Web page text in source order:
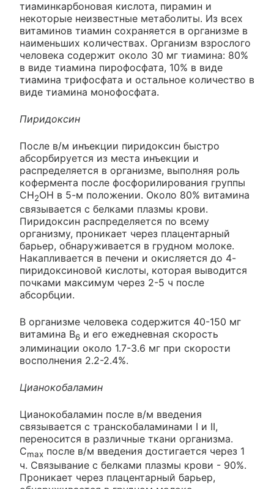
тиаминкарбоновая кислота, пирамин и
некоторые неизвестные метаболиты. Из всех
витаминов тиамин сохраняется в организме в
наименьших количествах. Организм взрослого
человека содержит около 30 мг тиамина: 80%
в виде тиамина пирофосфата, 10% в виде
тиамина трифосфата и остальное количество в
виде тиамина монофосфата.
Пиридоксин
После в/м инъекции пиридоксин быстро
абсорбируется из места инъекции и
распределяется в организме, выполняя роль
кофермента после фосфорилирования группы
СН2ОН в 5-м положении. Около 80% витамина
связывается с белками плазмы крови.
Пиридоксин распределяется по всему
организму, проникает через плацентарный
барьер, обнаруживается в грудном молоке.
Накапливается в печени и окисляется до 4-
пиридоксиновой кислоты, которая выводится
почками максимум через 2-5 ч после
абсорбции.
В организме человека содержится 40-150 мг
витамина В6 и его ежедневная скорость
элиминации около 1.7-3.6 мг при скорости
восполнения 2.2-2.4%.
Цианокобаламин
Цианокобаламин после в/м введения
связывается с транскобаламинами I и II,
переносится в различные ткани организма.
Cmax после в/м введения достигается через 1
ч. Связывание с белками плазмы крови - 90%.
Проникает через плацентарный барьер,